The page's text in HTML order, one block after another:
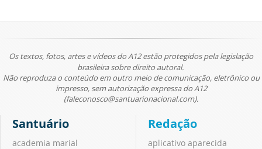
Os textos, fotos, artes e vídeos do A12 estão protegidos pela legislação
brasileira sobre direito autoral.
Não reproduza o conteúdo em outro meio de comunicação, eletrônico ou
impresso, sem autorização expressa do A12
(faleconosco@santuarionacional.com).
Santuário
academia marial
Redação
aplicativo aparecida